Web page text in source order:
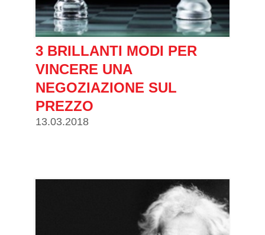
3 BRILLANTI MODI PER
VINCERE UNA
NEGOZIAZIONE SUL
PREZZO
13.03.2018